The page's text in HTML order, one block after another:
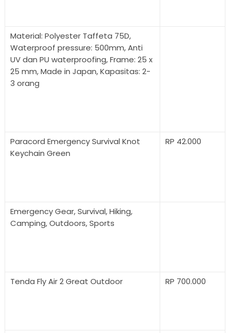
Material: Polyester Taffeta 75D,
Waterproof pressure: 500mm, Anti
UV dan PU waterproofing, Frame: 25 x
25 mm, Made in Japan, Kapasitas: 2-
3 orang
Paracord Emergency Survival Knot
Keychain Green
RP 42.000
Emergency Gear, Survival, Hiking,
Camping, Outdoors, Sports
Tenda Fly Air 2 Great Outdoor RP 700.000